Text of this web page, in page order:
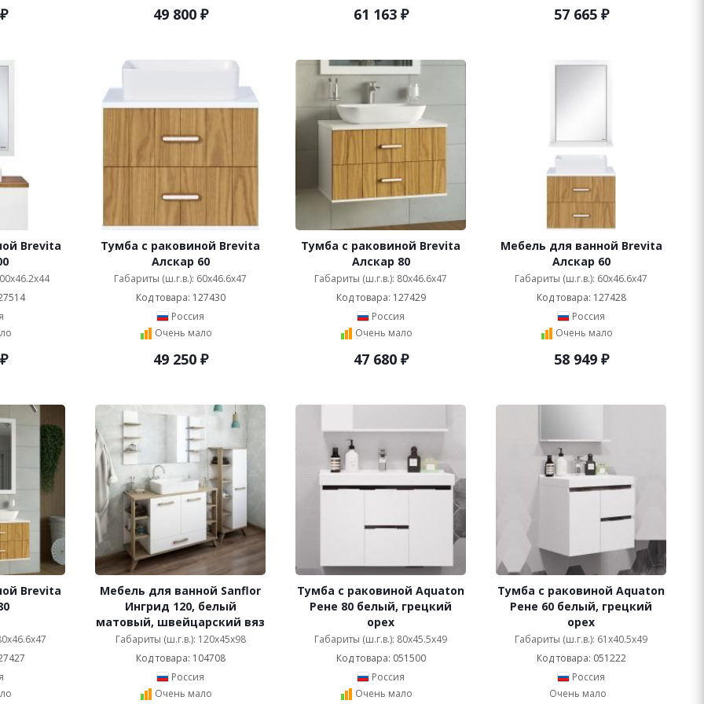
49 800₽ 61 163₽ 57 665₽
Brevita
Тумба с раковиной Brevita
Алскар 60
Габариты (ш.г.в.): 60x46.6x47
Код товара: 127430
Россия
Очень мало
49 250₽
Тумба с раковиной Brevita
Алскар 80
Габариты (ш.г.в.): 80x46.6x47
Код товара: 127429
Россия
Очень мало
47 680₽
Мебель для ванной Brevita
Алскар 60
Габариты (ш.г.в.): 60x46.6x47
Код товара: 127428
Россия
Очень мало
58 949₽
Brevita
Мебель для ванной Sanflor
Ингрид 120, белый
матовый, швейцарский вяз
Габариты (ш.г.в.): 120x45x98
Код товара: 104708
Россия
Очень мало
Тумба с раковиной Aquaton
Рене 80 белый, грецкий
орех
Габариты (ш.г.в.): 80x45.5x49
Код товара: 051500
Россия
Очень мало
Тумба с раковиной Aquaton
Рене 60 белый, грецкий
орех
Габариты (ш.г.в.): 61x40.5x49
Код товара: 051222
Россия
Очень мало